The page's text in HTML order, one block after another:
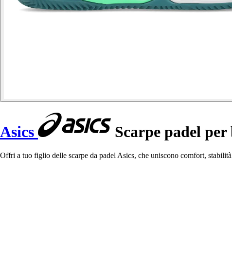
Asics Scarpe padel
Offri a tuo figlio delle scarpe da padel Asics, che uniscono comfort,